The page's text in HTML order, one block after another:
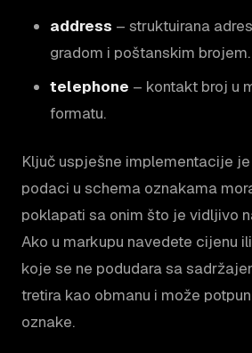
address – struktuirana
gradom i poštanskim brojem.
telephone – kontakt broj u
formatu.
Ključ uspješne implementacije
podaci u schema oznakama
poklapati sa onim što je vidljivo
Ako u markupu navedete cijenu
koje se ne podudara sa
tretira kao obmanu i može
oznake.